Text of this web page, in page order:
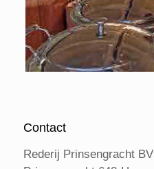
Contact
Rederij Prinsengracht BV